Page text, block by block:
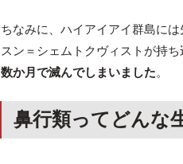
ちなみに、ハイアイアイ群島に
スン＝シェムトクヴィストが持
数か月で滅んでしまいました。
鼻行類ってどん